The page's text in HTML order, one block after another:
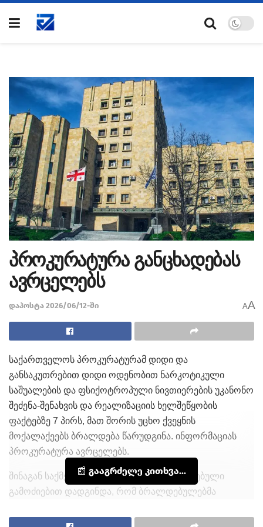
პროკურატურა განცხადებას
ავრცელებს
დაპოსტა 2026/06/12-ში AA
საქართველოს პროკურატურამ დიდი და
განსაკუთრებით დიდი ოდენობით ნარკოტიკული
საშუალების და ფსიქოტროპული ნივთიერების უკანონო
შეძენა-შენახვის და რეალიზაციის ხელშეწყობის
ფაქტებზე 7 პირს, მათ შორის უცხო ქვეყნის
მოქალაქეებს ბრალდება წარუდგინა. ინფორმაციას
პროკურატურა ავრცელებს.
შინაგან საქმეთა სამინისტროს მიერ ჩატარებული
გამოძიებით დადგინდა, რომ ბრალდებულებმა
და ინახავდნენ დიდი და განსაკუთრებით დიდი
📰 გააგრძელე კითხვა...